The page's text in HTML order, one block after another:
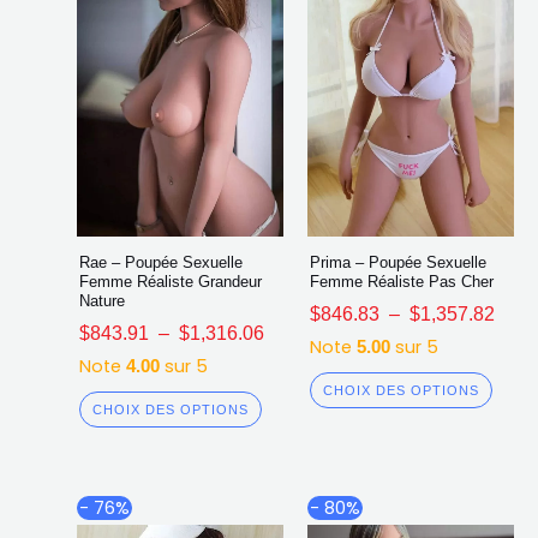
Rae – Poupée Sexuelle
Femme Réaliste Grandeur
Nature
$843.91 – $1,316.06
Note 4.00sur 5
CHOIX DES OPTIONS
sur
page
produit
Prima – Poupée Sexuelle
Femme Réaliste Pas Cher
$846.83 – $1,357.82
Note 5.00sur 5
CHOIX DES OPTIONS
page
du
- 76%
Plage
de
- 80%
de